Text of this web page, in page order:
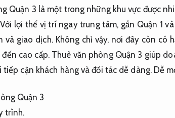
Quận 3 là một trong những khu vực được
Với lợi thế vị trí ngay trung tâm, gần Quận 1
và giao dịch. Không chỉ vậy, nơi đây còn có
cao cấp. Thuê văn phòng Quận 3 giúp
tiếp cận khách hàng và đối tác dễ dàng. Dễ
trình.